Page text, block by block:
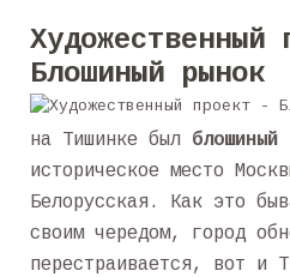
Художественный
Блошиный рынок
на Тишинке был блошиный
историческое место
Белорусская. Как это
своим чередом, город
перестраивается, вот и